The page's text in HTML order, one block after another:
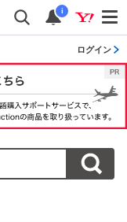
i
ログイン